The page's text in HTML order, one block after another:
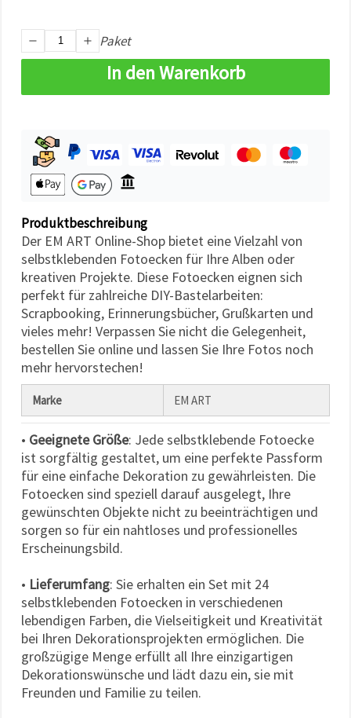
Cookie-
Richtlinie
Einstellungen
Paket
In den Warenkorb
Produktbeschreibung
Der EM ART Online-Shop bietet eine Vielzahl von
selbstklebenden Fotoecken für Ihre Alben oder
kreativen Projekte. Diese Fotoecken eignen sich
perfekt für zahlreiche DIY-Bastelarbeiten:
Scrapbooking, Erinnerungsbücher, Grußkarten und
vieles mehr! Verpassen Sie nicht die Gelegenheit,
bestellen Sie online und lassen Sie Ihre Fotos noch
mehr hervorstechen!
Marke EM ART
• Geeignete Größe: Jede selbstklebende Fotoecke
ist sorgfältig gestaltet, um eine perfekte Passform
für eine einfache Dekoration zu gewährleisten. Die
Fotoecken sind speziell darauf ausgelegt, Ihre
gewünschten Objekte nicht zu beeinträchtigen und
sorgen so für ein nahtloses und professionelles
Erscheinungsbild.
• Lieferumfang: Sie erhalten ein Set mit 24
selbstklebenden Fotoecken in verschiedenen
lebendigen Farben, die Vielseitigkeit und Kreativität
bei Ihren Dekorationsprojekten ermöglichen. Die
großzügige Menge erfüllt all Ihre einzigartigen
Dekorationswünsche und lädt dazu ein, sie mit
Freunden und Familie zu teilen.